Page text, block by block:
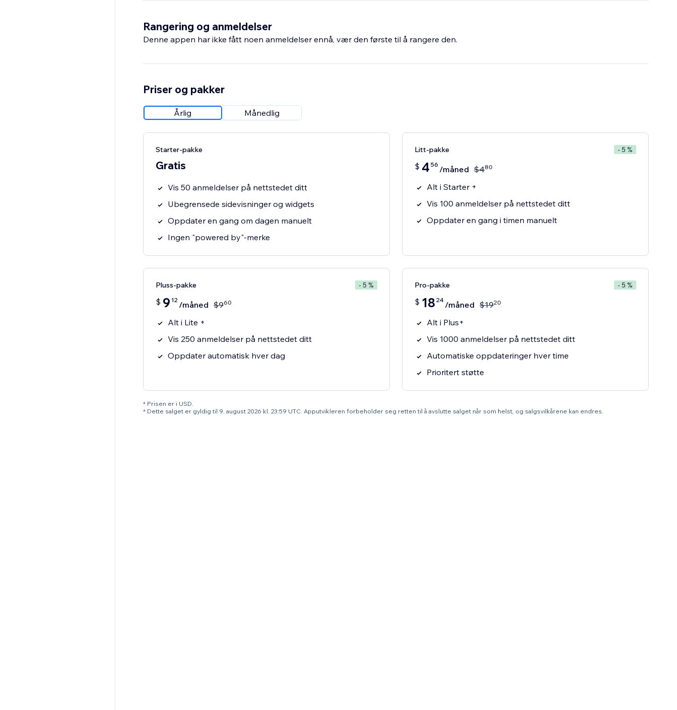
Rangering og anmeldelser
Denne appen har ikke fått noen anmeldelser ennå, vær den første til å rangere den.
Priser og pakker
Årlig Månedlig
Starter-pakke
Gratis
Vis 50 anmeldelser på nettstedet ditt
Ubegrensede sidevisninger og widgets
Oppdater en gang om dagen manuelt
Ingen "powered by"-merke
Litt-pakke - 5 %
$ 4 56 /måned $480
Alt i Starter +
Vis 100 anmeldelser på nettstedet ditt
Oppdater en gang i timen manuelt
Pluss-pakke - 5 %
$ 9 12 /måned $960
Alt i Lite +
Vis 250 anmeldelser på nettstedet ditt
Oppdater automatisk hver dag
Pro-pakke - 5 %
$ 18 24 /måned $1920
Alt i Plus+
Vis 1000 anmeldelser på nettstedet ditt
Automatiske oppdateringer hver time
Prioritert støtte
* Prisen er i USD.
* Dette salget er gyldig til 9. august 2026 kl. 23:59 UTC. Apputvikleren forbeholder seg retten til å avslutte salget når som helst, og salgsvilkårene kan endres.